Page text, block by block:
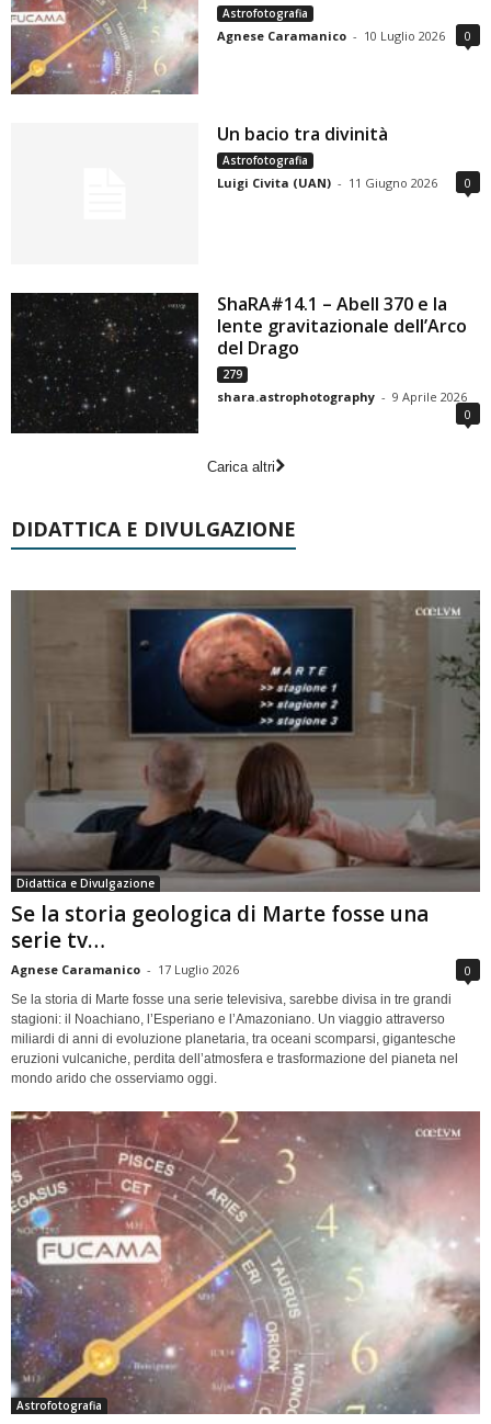
Astrofotografia
Agnese Caramanico - 10 Luglio 2026 0
Un bacio tra divinità
Astrofotografia
Luigi Civita (UAN) - 11 Giugno 2026 0
ShaRA#14.1 – Abell 370 e la
lente gravitazionale dell’Arco
del Drago
279
shara.astrophotography - 9 Aprile 2026
0
Carica altri
DIDATTICA E DIVULGAZIONE
Didattica e Divulgazione
Se la storia geologica di Marte fosse una
serie tv…
Agnese Caramanico - 17 Luglio 2026 0
Se la storia di Marte fosse una serie televisiva, sarebbe divisa in tre grandi
stagioni: il Noachiano, l’Esperiano e l’Amazoniano. Un viaggio attraverso
miliardi di anni di evoluzione planetaria, tra oceani scomparsi, gigantesche
eruzioni vulcaniche, perdita dell’atmosfera e trasformazione del pianeta nel
mondo arido che osserviamo oggi.
Astrofotografia